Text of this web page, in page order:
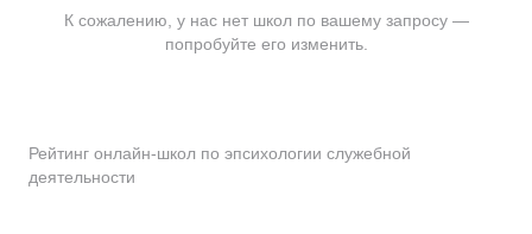
Рейтинг онлайн-школ по эпсихологии служебной
деятельности
К сожалению, у нас нет школ по вашему запросу —
попробуйте его изменить.